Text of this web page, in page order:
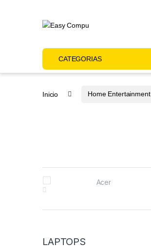
CATEGORIAS
Inicio Home Entertainment
Brands Carousel
LAPTOPS